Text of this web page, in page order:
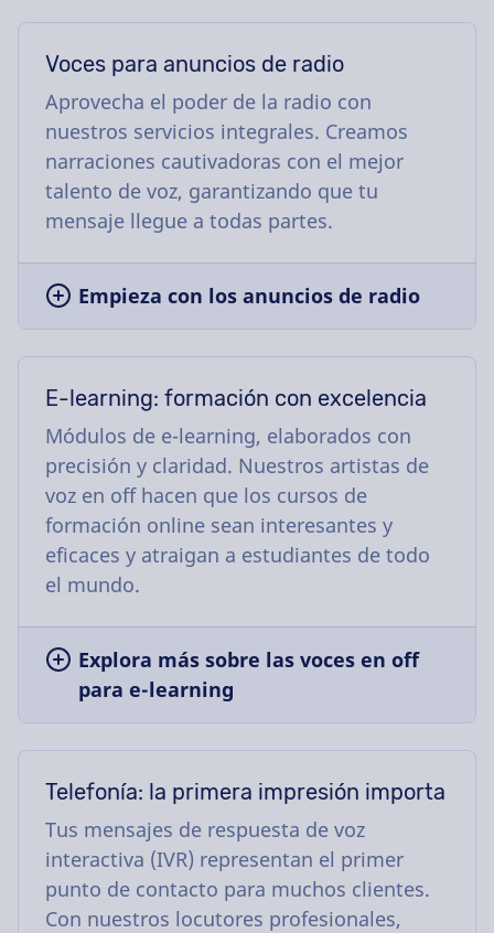
Voces para anuncios de radio
Aprovecha el poder de la radio con
nuestros servicios integrales. Creamos
narraciones cautivadoras con el mejor
talento de voz, garantizando que tu
mensaje llegue a todas partes.
Empieza con los anuncios de radio
E-learning: formación con excelencia
Módulos de e-learning, elaborados con
precisión y claridad. Nuestros artistas de
voz en off hacen que los cursos de
formación online sean interesantes y
eficaces y atraigan a estudiantes de todo
el mundo.
Explora más sobre las voces en off
para e-learning
Telefonía: la primera impresión importa
Tus mensajes de respuesta de voz
interactiva (IVR) representan el primer
punto de contacto para muchos clientes.
Con nuestros locutores profesionales,